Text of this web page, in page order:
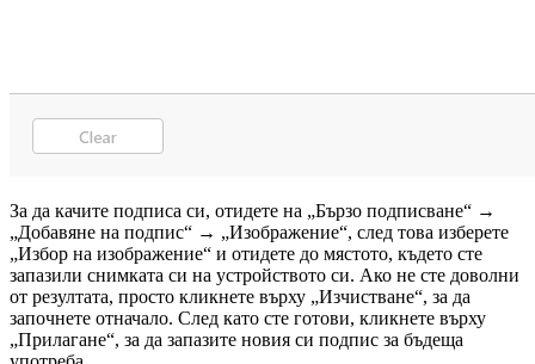
За да качите подписа си, отидете на „Бързо подписване“ →
„Добавяне на подпис“ → „Изображение“, след това изберете
„Избор на изображение“ и отидете до мястото, където сте
запазили снимката си на устройството си. Ако не сте доволни
от резултата, просто кликнете върху „Изчистване“, за да
започнете отначало. След като сте готови, кликнете върху
„Прилагане“, за да запазите новия си подпис за бъдеща